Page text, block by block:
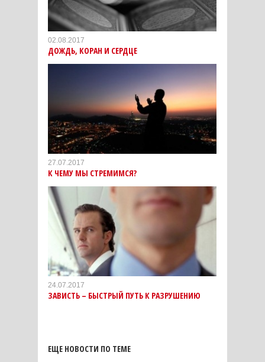
02.08.2017
ДОЖДЬ, КОРАН И СЕРДЦЕ
27.07.2017
К ЧЕМУ МЫ СТРЕМИМСЯ?
24.07.2017
ЗАВИСТЬ – БЫСТРЫЙ ПУТЬ К РАЗРУШЕНИЮ
ЕЩЕ НОВОСТИ ПО ТЕМЕ